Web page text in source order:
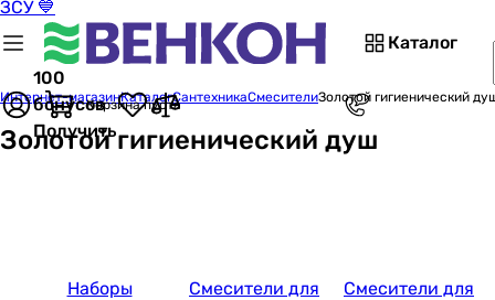
ЗСУ 💙
Каталог
100
бонусов
Получить
Корзина пуста
Интернет-магазинКаталогСантехникаСмесителиЗолотой гигиенический
Золотой гигиенический душ
Наборы
Смесители для
Смесители для